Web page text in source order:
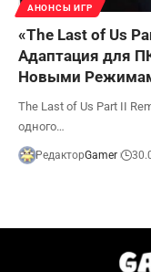
АНОНСЫ ИГР
«The Last of Us
Адаптация для
Новыми
The Last of Us Part II
одного…
РедакторGamer